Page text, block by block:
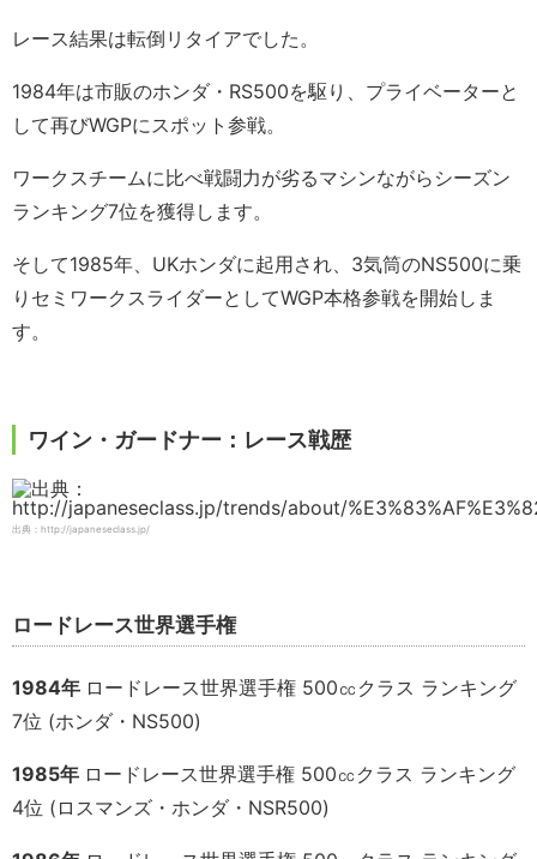
レース結果は転倒リタイアでした。
1984年は市販のホンダ・RS500を駆り、プライベーターと
して再びWGPにスポット参戦。
ワークスチームに比べ戦闘力が劣るマシンながらシーズン
ランキング7位を獲得します。
そして1985年、UKホンダに起用され、3気筒のNS500に乗
りセミワークスライダーとしてWGP本格参戦を開始しま
す。
ワイン・ガードナー：レース戦歴
出典：http://japaneseclass.jp/
ロードレース世界選手権
1984年 ロードレース世界選手権 500㏄クラス ランキング
7位 (ホンダ・NS500)
1985年 ロードレース世界選手権 500㏄クラス ランキング
4位 (ロスマンズ・ホンダ・NSR500)